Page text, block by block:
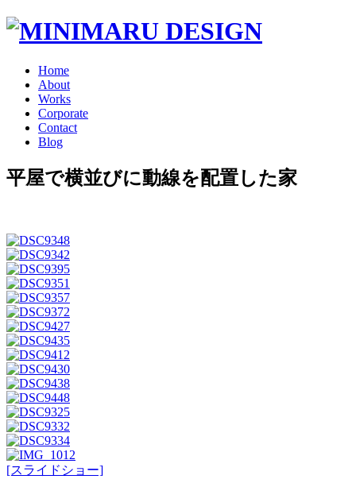
Home
About
Works
Corporate
Contact
Blog
平屋で横並びに動線を配置した家
[スライドショー]